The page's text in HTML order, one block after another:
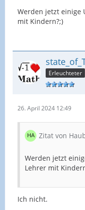
Von der
Und damit ich
geht nicht darum,
nicht gönne!
Wie seht Ihr das?
Werden jetzt einige
mit Kindern?;)
Erleuchteter
26. April 2024 12:49
Zitat von
Werden jetzt
Lehrer mit
Ich nicht.